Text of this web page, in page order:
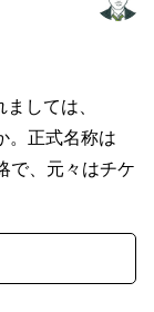
しては、
。正式名称は
で、元々はチケ